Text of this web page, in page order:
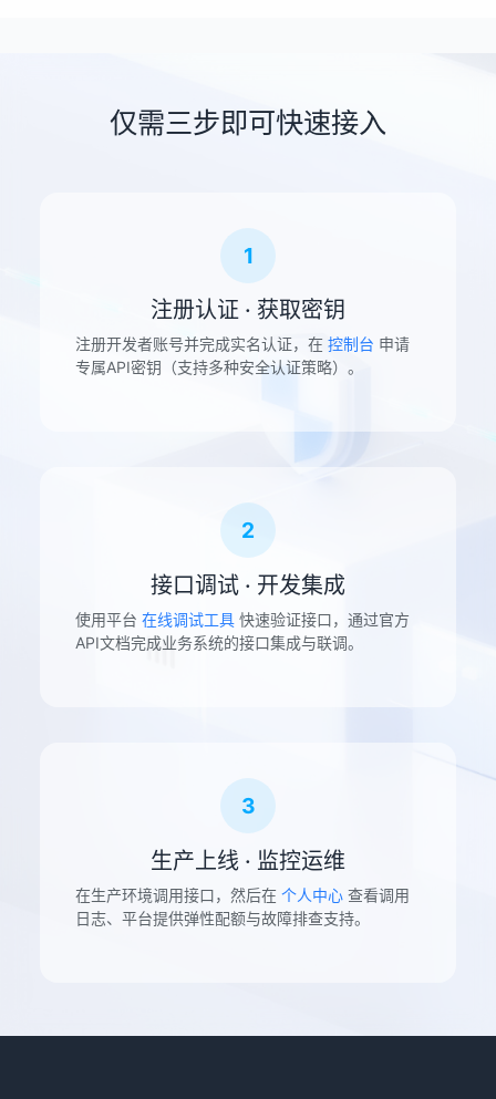
仅需三步即可快速接入
1
注册认证 · 获取密钥
注册开发者账号并完成实名认证，在 控制台 申请
专属API密钥（支持多种安全认证策略）。
2
接口调试 · 开发集成
使用平台 在线调试工具 快速验证接口，通过官方
API文档完成业务系统的接口集成与联调。
3
生产上线 · 监控运维
在生产环境调用接口，然后在 个人中心 查看调用
日志、平台提供弹性配额与故障排查支持。